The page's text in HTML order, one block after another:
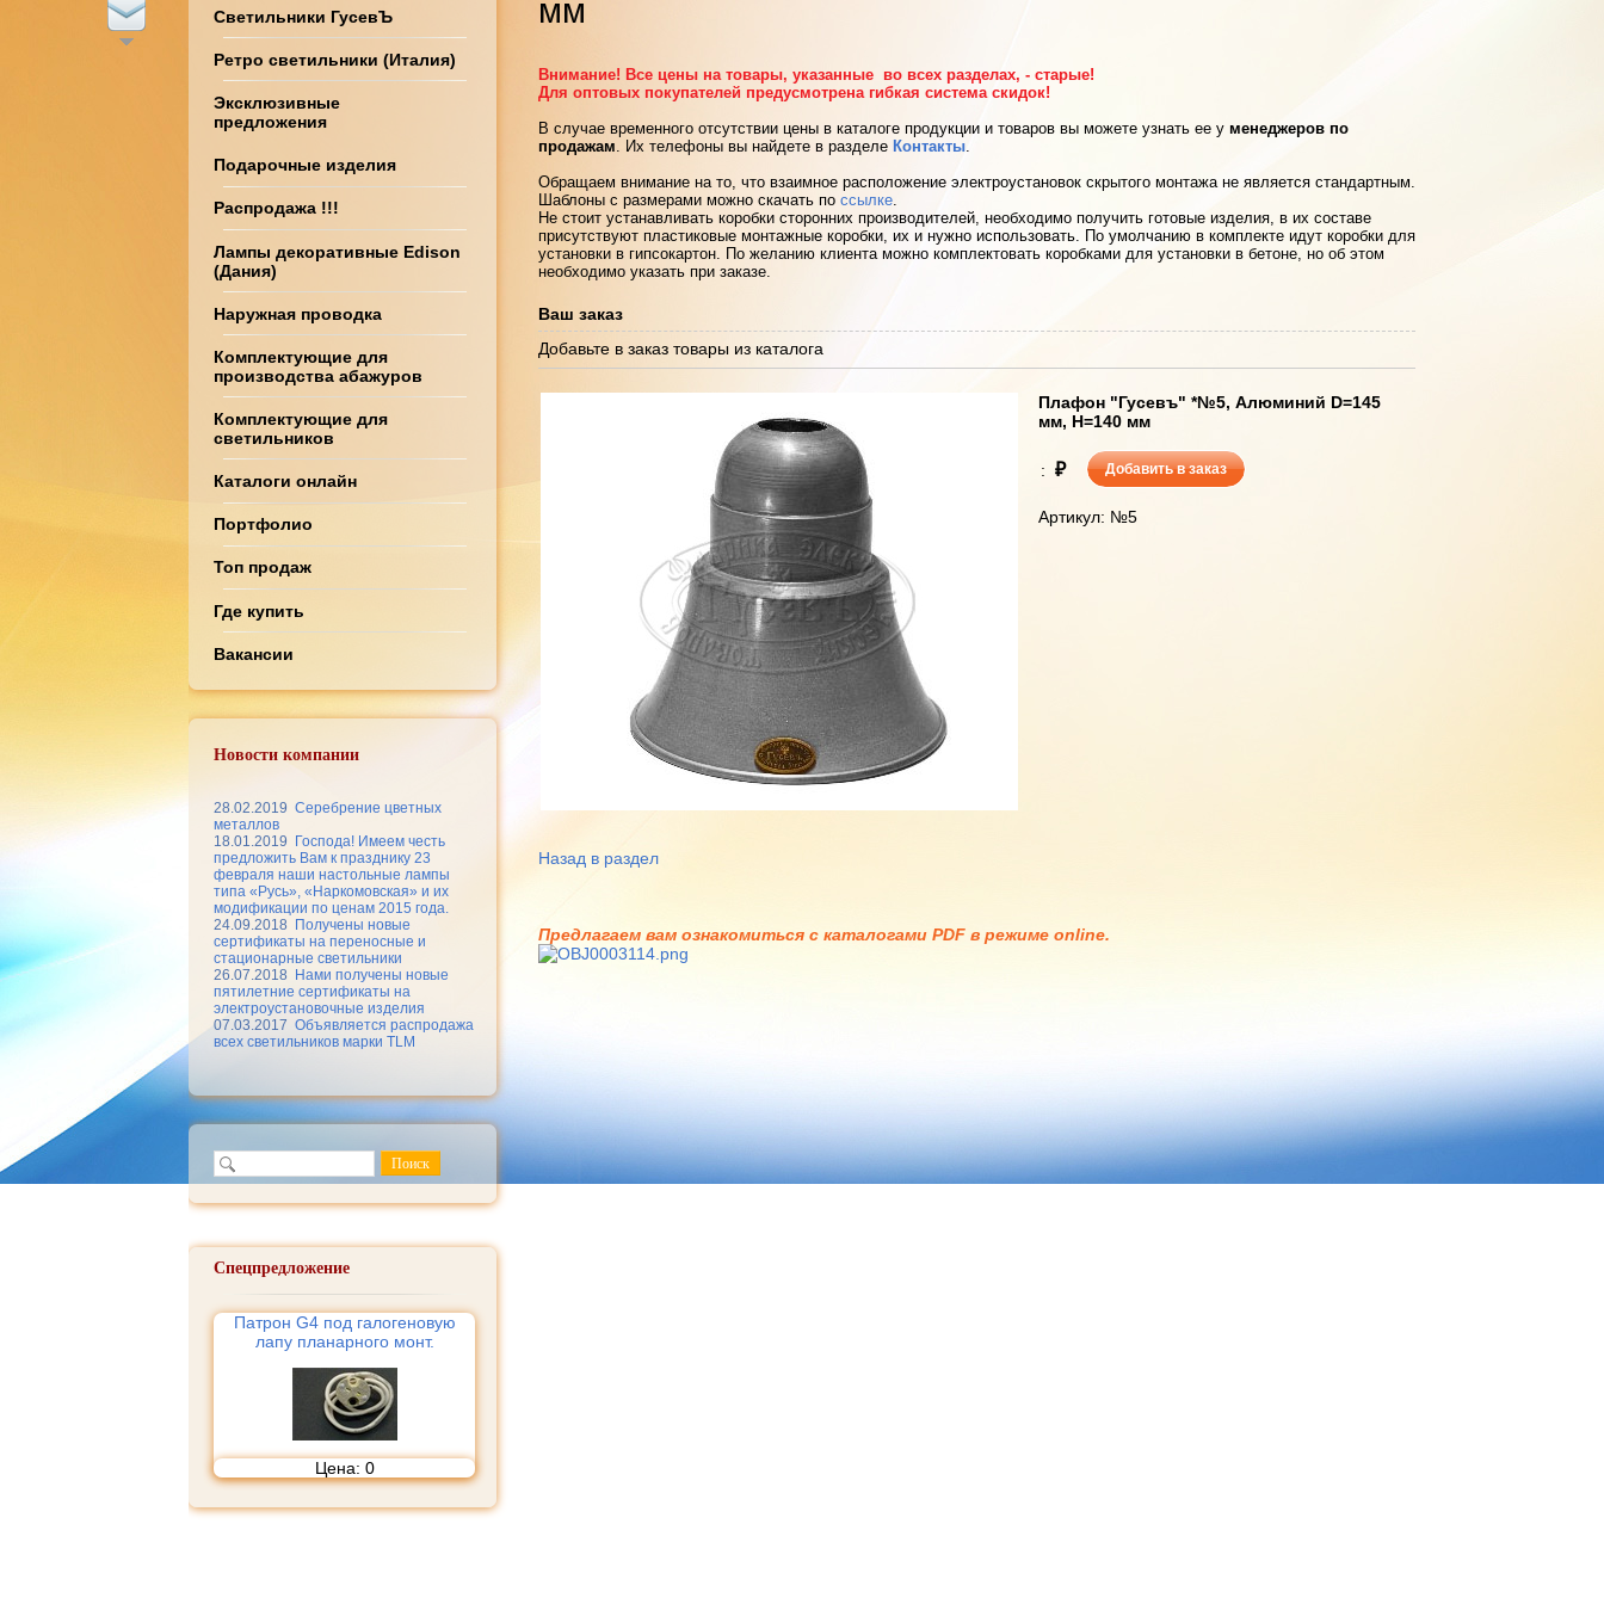
Светильники ГусевЪ
Ретро светильники (Италия)
Эксклюзивные
предложения
Подарочные изделия
Распродажа !!!
Лампы декоративные Edison
(Дания)
Наружная проводка
Комплектующие для
производства абажуров
Комплектующие для
светильников
Каталоги онлайн
Портфолио
Топ продаж
Где купить
Вакансии
Новости компании
28.02.2019 Серебрение цветных
металлов
18.01.2019
Господа! Имеем честь
предложить Вам к празднику 23
февраля наши настольные лампы
типа «Русь», «Наркомовская» и их
модификации по ценам 2015 года.
24.09.2018
Получены новые
сертификаты на переносные и
стационарные светильники
26.07.2018
Нами получены новые
пятилетние сертификаты на
электроустановочные изделия
07.03.2017 Объявляется распродажа
всех светильников марки TLM
Спецпредложение
Патрон G4 под галогеновую
лапу планарного монт.
Цена: 0
мм
Внимание! Все цены на товары, указанные во всех разделах, - старые!
Для оптовых покупателей предусмотрена гибкая система скидок!
В случае временного отсутствии цены в каталоге продукции и товаров вы можете узнать ее у менеджеров по
продажам . Их телефоны вы найдете в разделе Контакты
Обращаем внимание на то, что взаимное расположение электроустановок скрытого монтажа не является стандартным.
Шаблоны с размерами можно скачать по ссылке
Не стоит устанавливать коробки сторонних производителей, необходимо получить готовые изделия, в их составе
присутствуют пластиковые монтажные коробки, их и нужно использовать. По умолчанию в комплекте идут коробки для
установки в гипсокартон. По желанию клиента можно комплектовать коробками для установки в бетоне, но об этом
необходимо указать при заказе.
Ваш заказ
Добавьте в заказ товары из каталога
Плафон "Гусевъ" *№5, Алюминий D=145
мм, Н=140 мм
: ₽ Добавить в заказ
Артикул: №5
Назад в раздел
Предлагаем вам ознакомиться с каталогами PDF в режиме online.